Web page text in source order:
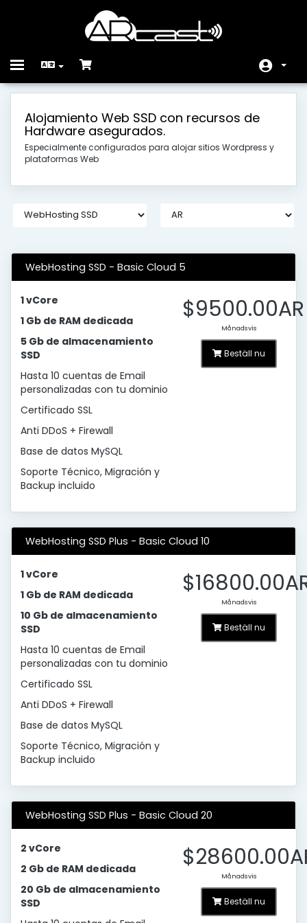
Toggle
Butik
Nyheter & Meddelanden
Hjälpcentral
Nätverksstatus
Alojamiento Web SSD con recursos de
Hardware asegurados.
Especialmente configurados para alojar sitios Wordpress y
plataformas Web
WebHosting SSD - Basic Cloud 5
1 vCore
1 Gb de RAM dedicada
5 Gb de almacenamiento
SSD
Hasta 10 cuentas de Email
personalizadas con tu dominio
Certificado SSL
Anti DDoS + Firewall
Base de datos MySQL
Soporte Técnico, Migración y
Backup incluido
$9500.00AR
Månadsvis
Beställ nu
WebHosting SSD Plus - Basic Cloud 10
1 vCore
1 Gb de RAM dedicada
10 Gb de almacenamiento
SSD
Hasta 10 cuentas de Email
personalizadas con tu dominio
Certificado SSL
Anti DDoS + Firewall
Base de datos MySQL
Soporte Técnico, Migración y
Backup incluido
Månadsvis
Beställ nu
WebHosting SSD Plus - Basic Cloud 20
2 vCore
2 Gb de RAM dedicada
20 Gb de almacenamiento
SSD
Månadsvis
Beställ nu